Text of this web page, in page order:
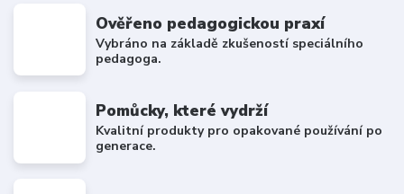
Ověřeno pedagogickou praxí
Vybráno na základě zkušeností speciálního
pedagoga.
Pomůcky, které vydrží
Kvalitní produkty pro opakované používání po
generace.